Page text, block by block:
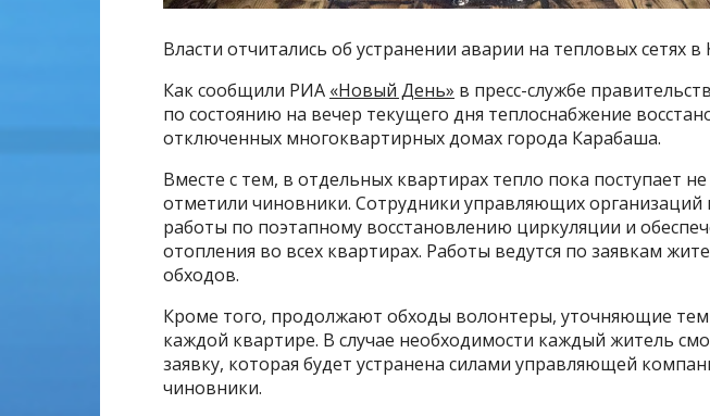
Власти отчитались об устранении аварии на тепловых сетях в
Как сообщили РИА «Новый День» в пресс-службе
по состоянию на вечер текущего дня теплоснабжение
отключенных многоквартирных домах города Карабаша.
Вместе с тем, в отдельных квартирах тепло пока поступает
отметили чиновники. Сотрудники управляющих
работы по поэтапному восстановлению циркуляции и
отопления во всех квартирах. Работы ведутся по заявкам
обходов.
Кроме того, продолжают обходы волонтеры, уточняющие
каждой квартире. В случае необходимости каждый житель
заявку, которая будет устранена силами управляющей
чиновники.